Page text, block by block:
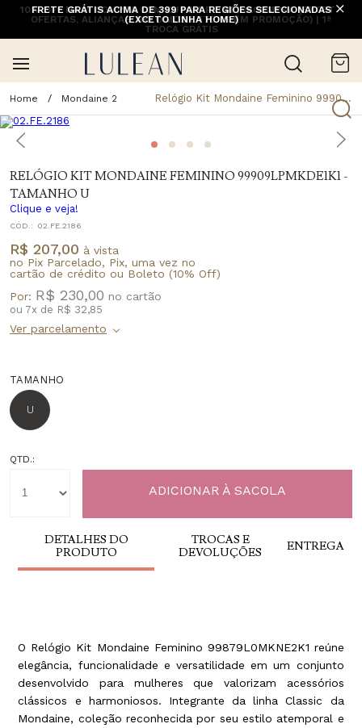
10% OFF NA 1ª COMPRA COM CUPOM PRIMEIRACOMPRA (EXCETO
OFERTAS, ALIANÇAS, RELÓGIOS E ITENS EM PROMOÇÃO) | 1ª
TROCA GRÁTIS
FRETE GRÁTIS ACIMA DE 399 PARA REGIÕES SELECIONADAS
(EXCETO LINHA HOME)
Mondaine 2 Relógio Kit Mondaine Feminino 99909lpmkde1k1 - Tamanho U
RELÓGIO KIT MONDAINE FEMININO 99909LPMKDE1K1 -
TAMANHO U
Clique e veja!
CÓD.: 02.FE.2186
R$ 207,00 à vista
no Pix Parcelado, Pix, uma vez no
cartão de crédito ou Boleto (10% Off)
Por: R$ 230,00
ou 7x de R$ 32,85
TAMANHO
U
QTD.:
DETALHES DO
PRODUTO
TROCAS E
DEVOLUÇÕES
ENTREGA
O Relógio Kit Mondaine Feminino 99879L0MKNE2K1 reúne
elegância, funcionalidade e versatilidade em um conjunto
desenvolvido para mulheres que valorizam acessórios
clássicos e harmoniosos. Integrante da linha Classic da
Mondaine, coleção reconhecida por seu estilo atemporal e